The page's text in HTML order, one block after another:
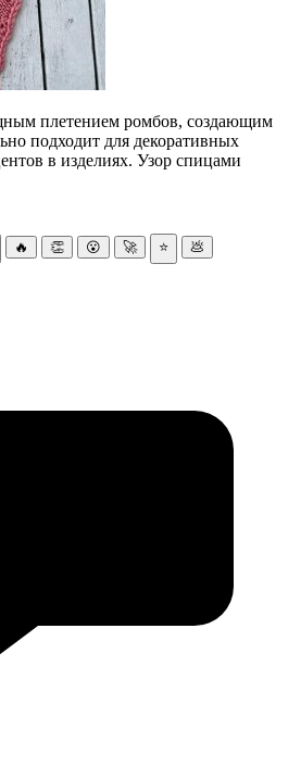
плетением ромбов, создающим
подходит для декоративных
в изделиях. Узор спицами
🔥 👏 😮 🚀 ⭐ 💩